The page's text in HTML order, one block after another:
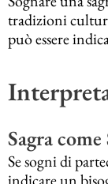
tradizioni
può essere
Sagra
Se sogni di